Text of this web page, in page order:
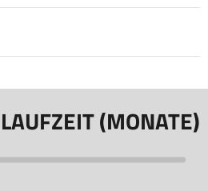
(MONATE)